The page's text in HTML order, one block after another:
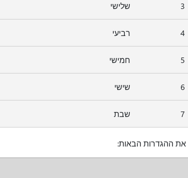
3 שלישי
4 רביעי
5 חמישי
6 שישי
7 שבת
את ההגדרות הבאות: